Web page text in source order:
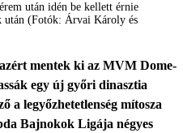
után idén be kellett érnie
után (Fotók: Árvai Károly és
mentek ki az MVM Dome-
egy új győri dinasztia
a legyőzhetetlenség mítosza
Bajnokok Ligája négyes